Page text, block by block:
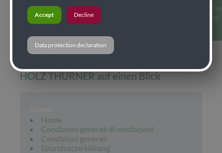
HOLZ THURNER auf einen Blick
Home
Condizioni generali di mediazioni
Condizioni generali
Grundsatzerklärung
Accept Decline
Data protection declaration